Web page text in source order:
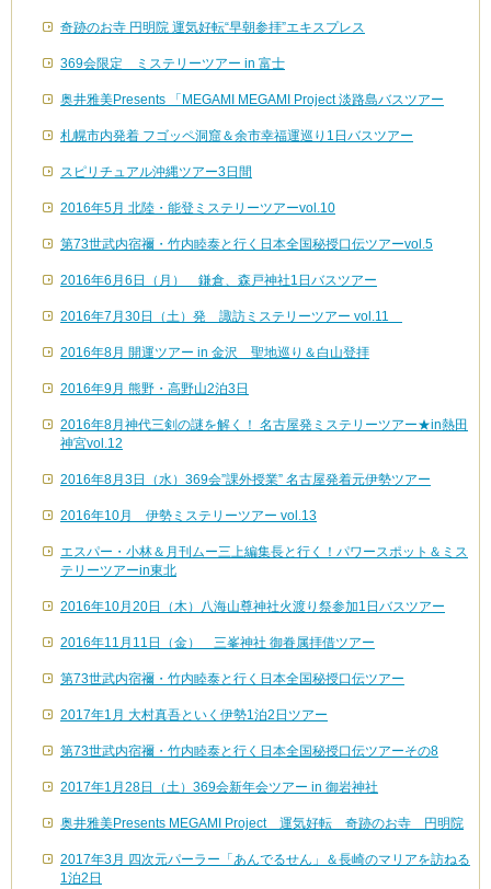
奇跡のお寺 円明院 運気好転“早朝参拝”エキスプレス
369会限定 ミステリーツアー in 富士
奥井雅美Presents 「MEGAMI MEGAMI Project 淡路島バスツアー
札幌市内発着 フゴッペ洞窟＆余市幸福運巡り1日バスツアー
スピリチュアル沖縄ツアー3日間
2016年5月 北陸・能登ミステリーツアーvol.10
第73世武内宿禰・竹内睦泰と行く日本全国秘授口伝ツアーvol.5
2016年6月6日（月） 鎌倉、森戸神社1日バスツアー
2016年7月30日（土）発 諏訪ミステリーツアー vol.11
2016年8月 開運ツアー in 金沢 聖地巡り＆白山登拝
2016年9月 熊野・高野山2泊3日
2016年8月神代三剣の謎を解く！ 名古屋発ミステリーツアー★in熱田
神宮vol.12
2016年8月3日（水）369会”課外授業” 名古屋発着元伊勢ツアー
2016年10月 伊勢ミステリーツアー vol.13
エスパー・小林＆月刊ムー三上編集長と行く！パワースポット＆ミス
テリーツアーin東北
2016年10月20日（木）八海山尊神社火渡り祭参加1日バスツアー
2016年11月11日（金） 三峯神社 御眷属拝借ツアー
第73世武内宿禰・竹内睦泰と行く日本全国秘授口伝ツアー
2017年1月 大村真吾といく伊勢1泊2日ツアー
第73世武内宿禰・竹内睦泰と行く日本全国秘授口伝ツアーその8
2017年1月28日（土）369会新年会ツアー in 御岩神社
奥井雅美Presents MEGAMI Project 運気好転 奇跡のお寺 円明院
2017年3月 四次元パーラー「あんでるせん」＆長崎のマリアを訪ねる
1泊2日